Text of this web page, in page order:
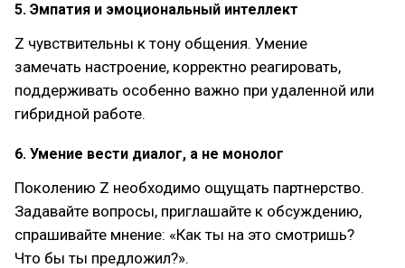
5. Эмпатия и эмоциональный интеллект
Z чувствительны к тону общения. Умение
замечать настроение, корректно реагировать,
поддерживать особенно важно при удаленной или
гибридной работе.
6. Умение вести диалог, а не монолог
Поколению Z необходимо ощущать партнерство.
Задавайте вопросы, приглашайте к обсуждению,
спрашивайте мнение: «Как ты на это смотришь?
Что бы ты предложил?».